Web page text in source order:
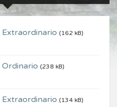
(162 kB)
(238 kB)
(134 kB)